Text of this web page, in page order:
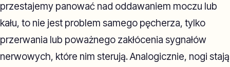
przestajemy panować nad oddawaniem moczu lub
kału, to nie jest problem samego pęcherza, tylko
przerwania lub poważnego zakłócenia sygnałów
nerwowych, które nim sterują. Analogicznie, nogi stają